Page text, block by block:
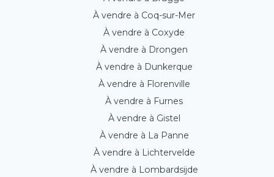
À vendre à Coq-sur-Mer
À vendre à Coxyde
À vendre à Drongen
À vendre à Dunkerque
À vendre à Florenville
À vendre à Furnes
À vendre à Gistel
À vendre à La Panne
À vendre à Lichtervelde
À vendre à Lombardsijde